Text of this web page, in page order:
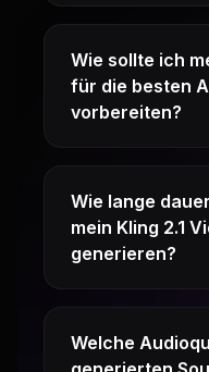
Wie sollte ich
für die besten
vorbereiten?
Wie lange
mein Kling 2.1
generieren?
Welche